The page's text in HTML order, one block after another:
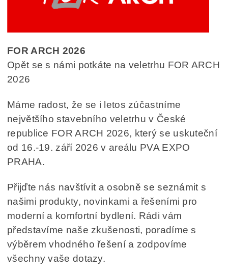
FOR ARCH 2026
Opět se s námi potkáte na veletrhu FOR ARCH
2026
Máme radost, že se i letos zúčastníme
největšího stavebního veletrhu v České
republice FOR ARCH 2026, který se uskuteční
od 16.-19. září 2026 v areálu PVA EXPO
PRAHA.
Přijďte nás navštívit a osobně se seznámit s
našimi produkty, novinkami a řešeními pro
moderní a komfortní bydlení. Rádi vám
představíme naše zkušenosti, poradíme s
výběrem vhodného řešení a zodpovíme
všechny vaše dotazy.